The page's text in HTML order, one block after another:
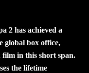
2 has achieved a
global box office,
in this short span.
the lifetime